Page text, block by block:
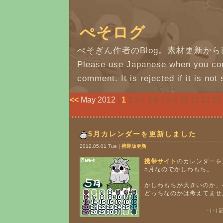
ぺそログ
ぺそぎん作者のBlog。素材更新か
Please use Japanese when you
comment. It is rejected if it is not
<< May 2012 1 2 3 4 5 6 7 8 9 10 11 12
5月カレンダーを更新しました
2012.05.01 Tue | 携帯版更新
携帯サイト のカレンダー
5月なのでかしわもち。
かしわもちが大きいのか
どっちなのかは考えてま
- | - |